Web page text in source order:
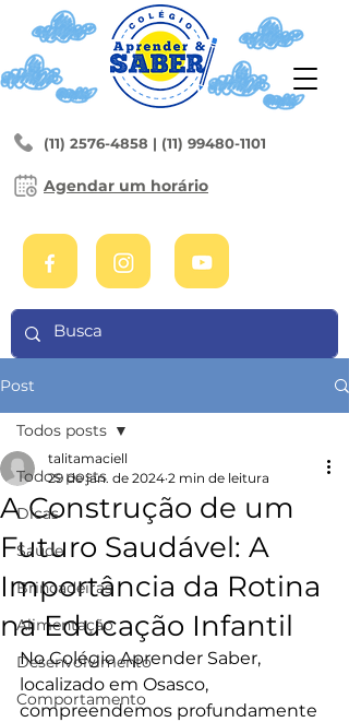
(11) 2576-4858 | (11) 99480-1101
Agendar um horário
Post
Todos posts
Dicas
Saúde
Brincadeiras
Alimentação
Desenvolvimento
Comportamento
Todos posts
A Construção de um
Futuro Saudável: A
Importância da Rotina
na Educação Infantil
talitamaciell
29 de jan. de 2024 2 min de leitura
No Colégio Aprender Saber,
localizado em Osasco,
compreendemos profundamente